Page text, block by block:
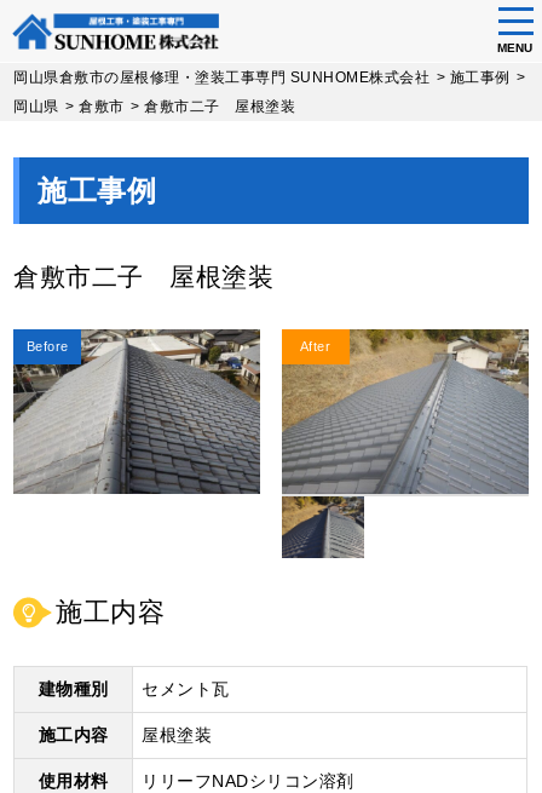
Skip
MENU
岡山県倉敷市の屋根修理・塗装工事専門 SUNHOME株式会社 > 施工事例 >
岡山県 >倉敷市 >倉敷市二子 屋根塗装
施工事例
倉敷市二子 屋根塗装
Before After
施工内容
建物種別 セメント瓦
施工内容 屋根塗装
使用材料 リリーフNADシリコン溶剤